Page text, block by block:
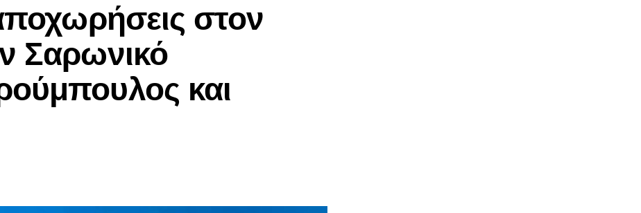
στον
Σαρωνικό
και